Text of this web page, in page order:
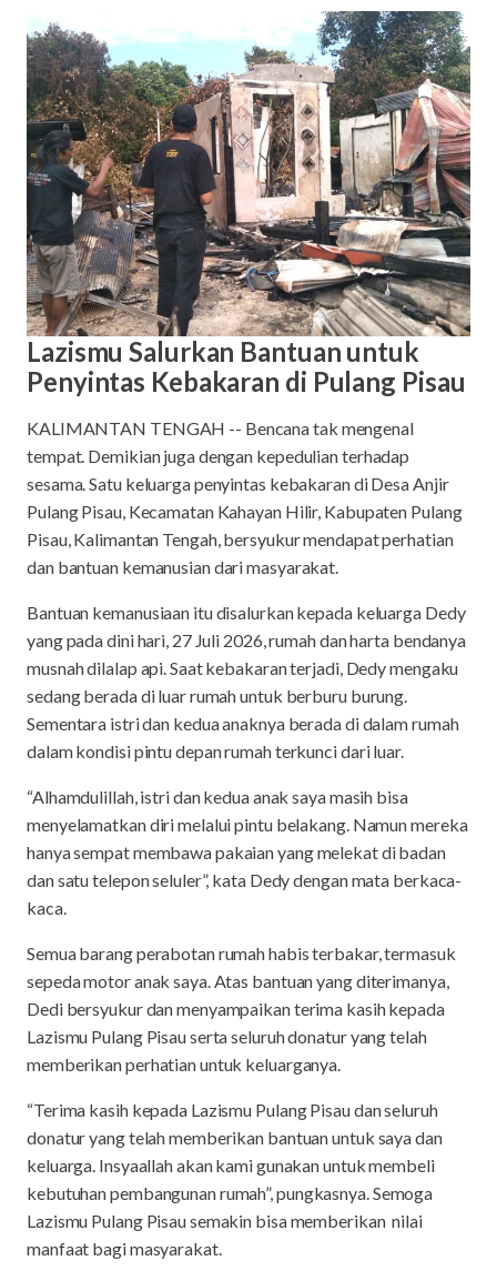
Lazismu Salurkan Bantuan untuk
Penyintas Kebakaran di Pulang Pisau
KALIMANTAN TENGAH -- Bencana tak mengenal
tempat. Demikian juga dengan kepedulian terhadap
sesama. Satu keluarga penyintas kebakaran di Desa Anjir
Pulang Pisau, Kecamatan Kahayan Hilir, Kabupaten Pulang
Pisau, Kalimantan Tengah, bersyukur mendapat perhatian
dan bantuan kemanusian dari masyarakat.
Bantuan kemanusiaan itu disalurkan kepada keluarga Dedy
yang pada dini hari, 27 Juli 2026, rumah dan harta bendanya
musnah dilalap api. Saat kebakaran terjadi, Dedy mengaku
sedang berada di luar rumah untuk berburu burung.
Sementara istri dan kedua anaknya berada di dalam rumah
dalam kondisi pintu depan rumah terkunci dari luar.
“Alhamdulillah, istri dan kedua anak saya masih bisa
menyelamatkan diri melalui pintu belakang. Namun mereka
hanya sempat membawa pakaian yang melekat di badan
dan satu telepon seluler”, kata Dedy dengan mata berkaca-
kaca.
Semua barang perabotan rumah habis terbakar, termasuk
sepeda motor anak saya. Atas bantuan yang diterimanya,
Dedi bersyukur dan menyampaikan terima kasih kepada
Lazismu Pulang Pisau serta seluruh donatur yang telah
memberikan perhatian untuk keluarganya.
“Terima kasih kepada Lazismu Pulang Pisau dan seluruh
donatur yang telah memberikan bantuan untuk saya dan
keluarga. Insyaallah akan kami gunakan untuk membeli
kebutuhan pembangunan rumah”, pungkasnya. Semoga
Lazismu Pulang Pisau semakin bisa memberikan nilai
manfaat bagi masyarakat.